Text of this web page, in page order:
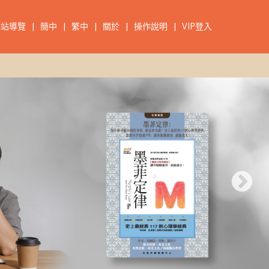
導覽 | 簡中 | 繁中 | 關於 | 操作說明 | VIP登入